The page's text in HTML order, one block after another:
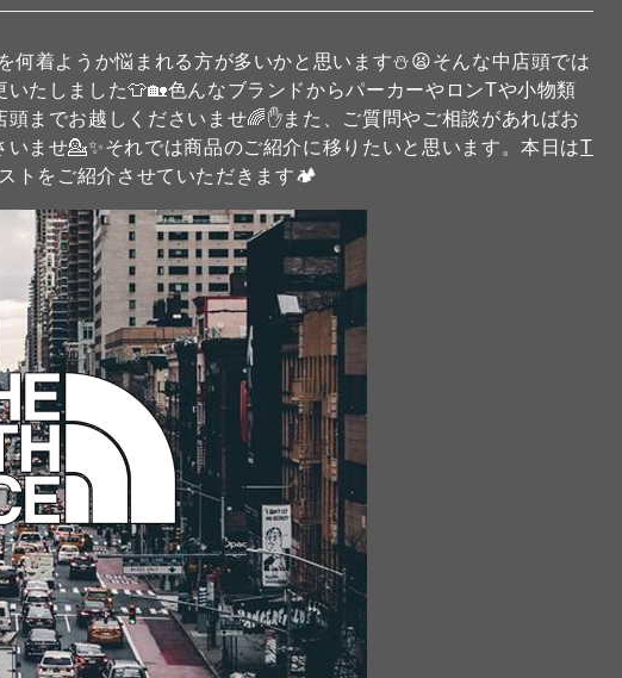
何着ようか悩まれる方が多いかと思います⛄️😫そんな中店頭では
たしました👕🏡色んなブランドからパーカーやロンTや小物類
までお越しくださいませ🌈✋また、ご質問やご相談があればお
ませ💁✨️それでは商品のご紹介に移りたいと思います。本日はT
トをご紹介させていただきます🏕